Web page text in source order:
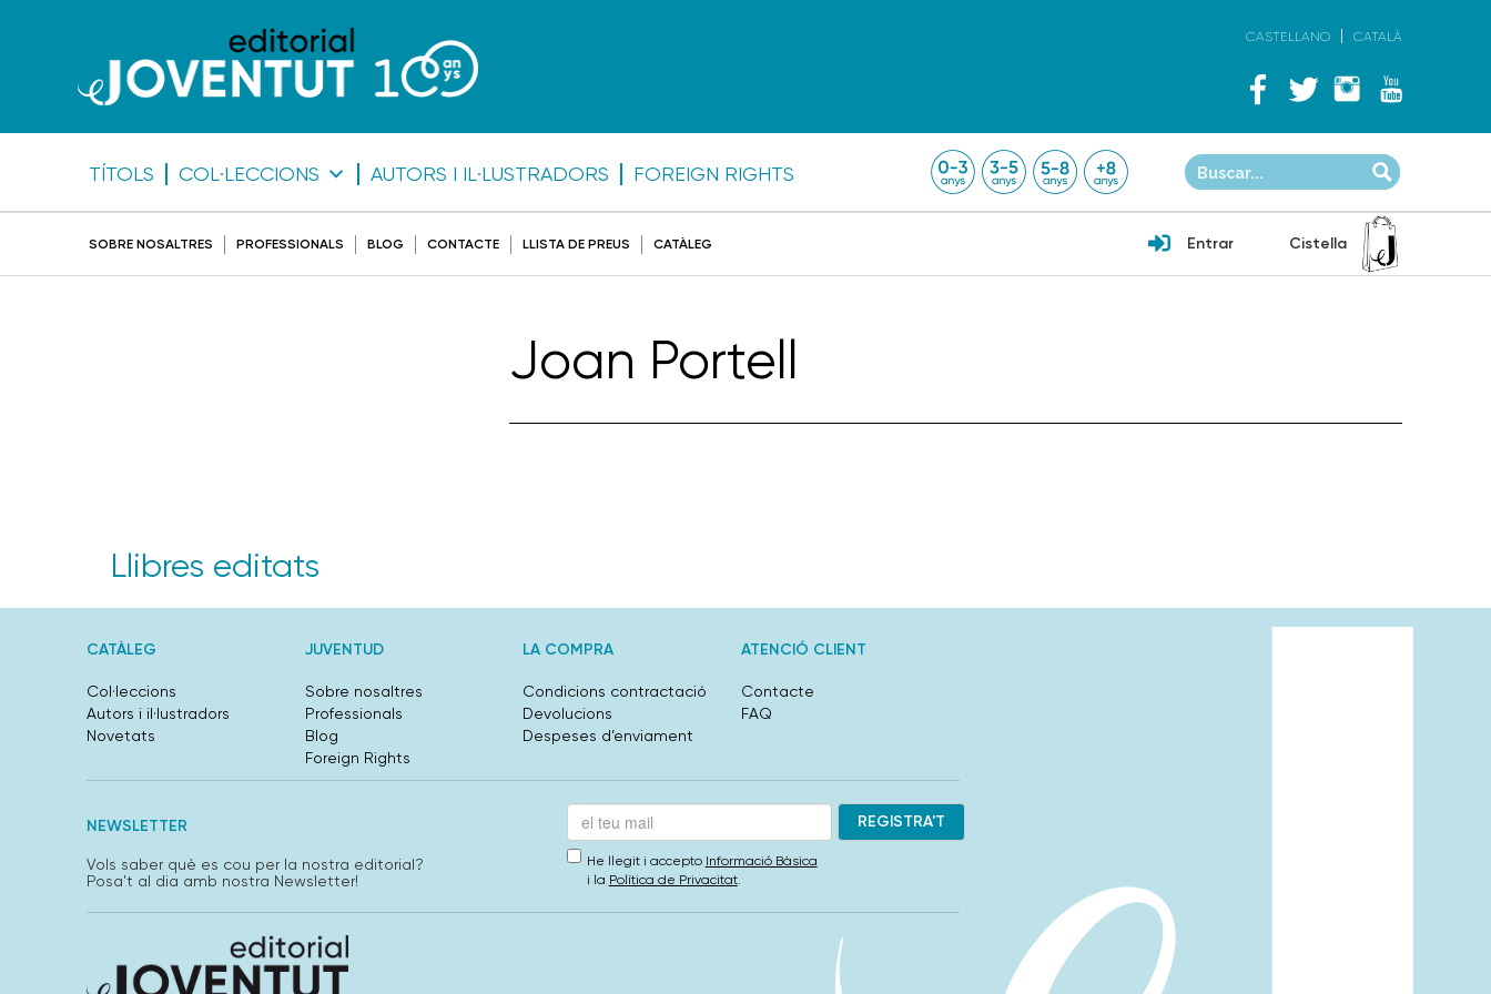
CASTELLANO CATALÀ
TÍTOLS COL·LECCIONS AUTORS I IL·LUSTRADORS FOREIGN RIGHTS
SOBRE NOSALTRES PROFESSIONALS BLOG CONTACTE LLISTA DE PREUS CATÀLEG Entrar Cistella
Joan Portell
Llibres editats
CATÀLEG
Col·leccions
Autors i il·lustradors
Novetats
JUVENTUD
Sobre nosaltres
Professionals
Blog
Foreign Rights
LA COMPRA
Condicions contractació
Devolucions
Despeses d’enviament
ATENCIÓ CLIENT
Contacte
FAQ
NEWSLETTER
Vols saber què es cou per la nostra editorial?
Posa't al dia amb nostra Newsletter!
He llegit i accepto Informació Bàsica
i la Política de Privacitat.